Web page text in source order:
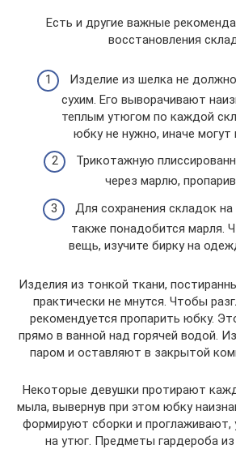
Есть и другие важные
восстановления
Изделие из шелка не
сухим. Его выворачивают
теплым утюгом по каждой
юбку не нужно, иначе могут
Трикотажную
через марлю,
Для сохранения складок
также понадобится марля.
вещь, изучите бирку на
Изделия из тонкой ткани,
практически не мнутся. Чтобы
рекомендуется пропарить юбку.
прямо в ванной над горячей водой.
паром и оставляют в закрытой
Некоторые девушки протирают
мыла, вывернув при этом юбку
формируют сборки и проглаживают,
на утюг. Предметы гардероба